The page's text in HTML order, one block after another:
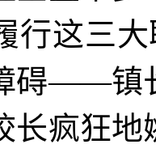
行这三
碍——镇
长疯狂